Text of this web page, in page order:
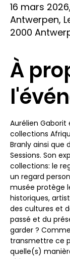
16 mars
Antwerpen,
2000
À
Aurélien Gaborit
collections
Branly ainsi que
Sessions. Son
collections: le
un regard
musée protège
historiques,
des cultures et
passé et du
garder ?
transmettre ce
quelle(s)